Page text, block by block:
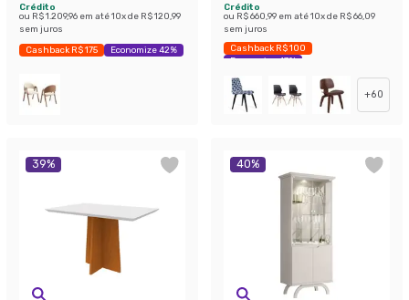
Crédito
ou R$ 1.209,96 em até10x de R$ 120,99
sem juros
Cashback R$ 175 Economize 42%
Crédito
ou R$ 660,99 em até10x de R$ 66,09
sem juros
Cashback R$ 100
Economize 47%
+60
39% 40%